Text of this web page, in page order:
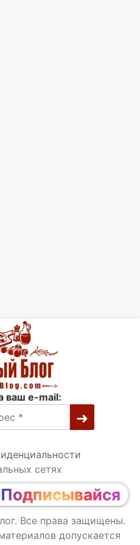
ваш e-mail:
сетях
Подписывайся
Все права защищены.
допускается